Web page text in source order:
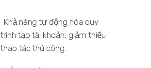
Khả năng tự động hóa quy
trình tạo tài khoản, giảm thiểu
thao tác thủ công.